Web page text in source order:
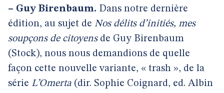
– Guy Birenbaum. Dans notre dernière
édition, au sujet de Nos délits d’initiés, mes
soupçons de citoyensde Guy Birenbaum
(Stock), nous nous demandions de quelle
façon cette nouvelle variante, « trash », de la
série L’Omerta (dir. Sophie Coignard, ed. Albin